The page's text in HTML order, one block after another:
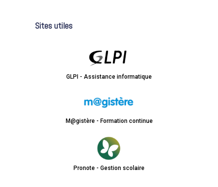
Sites utiles
GLPI - Assistance informatique
M@gistère - Formation continue
Pronote - Gestion scolaire